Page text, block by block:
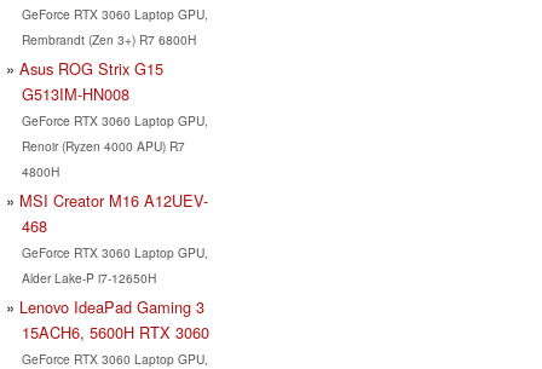
GeForce RTX 3060 Laptop GPU,
Rembrandt (Zen 3+) R7 6800H
Asus ROG Strix G15
G513IM-HN008
GeForce RTX 3060 Laptop GPU,
Renoir (Ryzen 4000 APU) R7
4800H
MSI Creator M16 A12UEV-
468
GeForce RTX 3060 Laptop GPU,
Alder Lake-P i7-12650H
Lenovo IdeaPad Gaming 3
15ACH6, 5600H RTX 3060
GeForce RTX 3060 Laptop GPU,